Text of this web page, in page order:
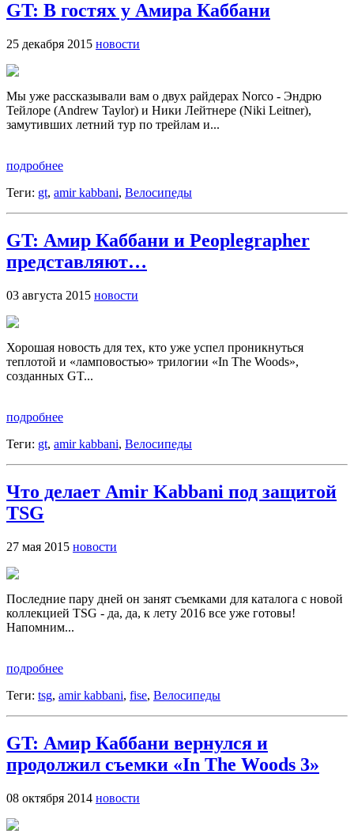
GT: В гостях у Амира Каббани
25 декабря 2015 новости
Мы уже рассказывали вам о двух райдерах Norco - Эндрю
Тейлоре (Andrew Taylor) и Ники Лейтнере (Niki Leitner),
замутивших летний тур по трейлам и...
подробнее
Теги: gt, amir kabbani, Велосипеды
GT: Амир Каббани и Peoplegrapher
представляют…
03 августа 2015 новости
Хорошая новость для тех, кто уже успел проникнуться
теплотой и «ламповостью» трилогии «In The Woods»,
созданных GT...
подробнее
Теги: gt, amir kabbani, Велосипеды
Что делает Amir Kabbani под защитой
TSG
27 мая 2015 новости
Последние пару дней он занят съемками для каталога с новой
коллекцией TSG - да, да, к лету 2016 все уже готовы!
Напомним...
подробнее
Теги: tsg, amir kabbani, fise, Велосипеды
GT: Амир Каббани вернулся и
продолжил съемки «In The Woods 3»
08 октября 2014 новости